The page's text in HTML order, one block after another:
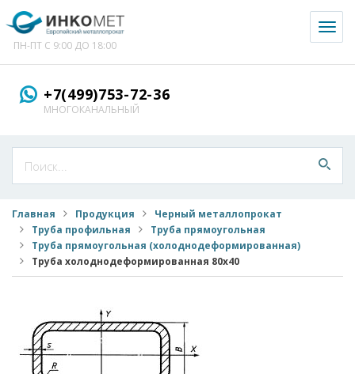
ПН-ПТ С 9:00 ДО 18:00
+7(499)753-72-36
МНОГОКАНАЛЬНЫЙ
Главная Продукция
Черный металлопрокат
Труба профильная
Труба прямоугольная
Труба прямоугольная (холоднодеформированная)
Труба холоднодеформированная 80x40